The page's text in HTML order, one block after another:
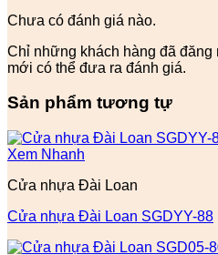
Chưa có đánh giá nào.
Chỉ những khách hàng đã đăng
mới có thể đưa ra đánh giá.
Sản phẩm tương tự
Xem Nhanh
Cửa nhựa Đài Loan
Cửa nhựa Đài Loan SGDYY-88